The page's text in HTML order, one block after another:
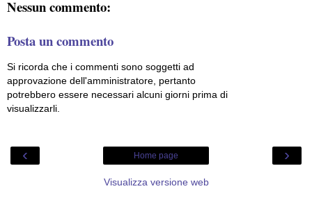
Nessun commento:
Posta un commento
Si ricorda che i commenti sono soggetti ad
approvazione dell'amministratore, pertanto
potrebbero essere necessari alcuni giorni prima di
visualizzarli.
‹ ›
Home page
Visualizza versione web